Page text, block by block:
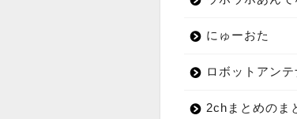
にゅーおた
ロボットアンテ
2chまとめのま